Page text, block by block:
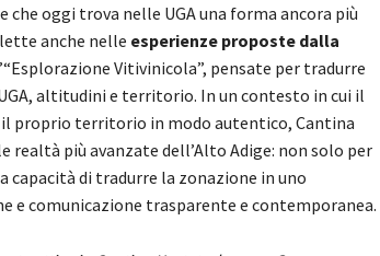
oggi trova nelle UGA una forma ancora più
anche nelle esperienze proposte dalla
Vitivinicola”, pensate per tradurre
altitudini e territorio. In un contesto in cui il
proprio territorio in modo autentico, Cantina
realtà più avanzate dell’Alto Adige: non solo per
capacità di tradurre la zonazione in uno
e comunicazione trasparente e contemporanea.